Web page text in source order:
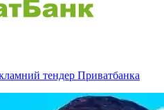
тендер Приватбанка